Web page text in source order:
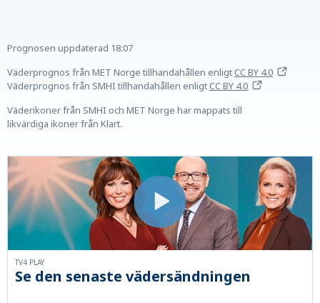
Prognosen uppdaterad 18:07
Väderprognos från MET Norge tillhandahållen enligtCC BY 4.0
Väderprognos från SMHI tillhandahållen enligtCC BY 4.0
Väderikoner från SMHI och MET Norge har mappats till
likvärdiga ikoner från Klart.
Se den senaste vädersändningen
TV4 PLAY